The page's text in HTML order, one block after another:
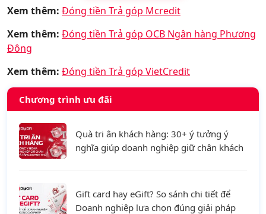
Xem thêm: Đóng tiền Trả góp Mcredit
Xem thêm: Đóng tiền Trả góp OCB Ngân hàng Phương
Đông
Xem thêm: Đóng tiền Trả góp VietCredit
Chương trình ưu đãi
Quà tri ân khách hàng: 30+ ý tưởng ý
nghĩa giúp doanh nghiệp giữ chân khách
Gift card hay eGift? So sánh chi tiết để
Doanh nghiệp lựa chọn đúng giải pháp